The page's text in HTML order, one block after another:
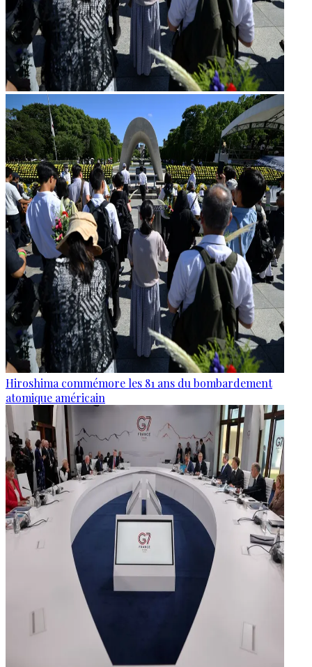
Hiroshima commémore les 81 ans du bombardement
atomique américain